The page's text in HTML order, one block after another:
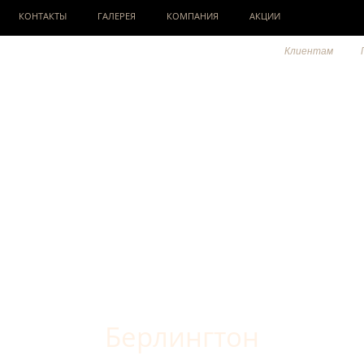
КОНТАКТЫ ГАЛЕРЕЯ КОМПАНИЯ АКЦИИ
Клиентам
Берлингтон